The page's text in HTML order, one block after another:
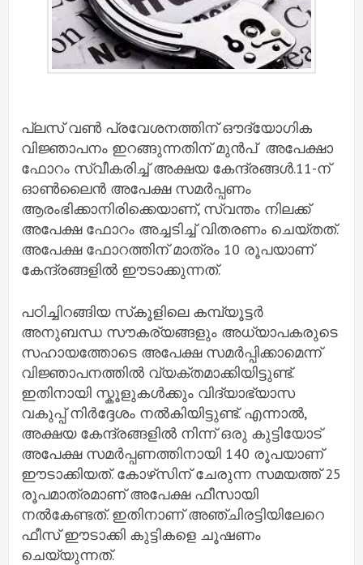
പ്ലസ്‌ വണ്‍ പ്രവേശനത്തിന്‌ ഔദ്യോഗിക
വിജ്ഞാപനം ഇറങ്ങുന്നതിന് മുൻപ് അപേക്ഷാ
ഫോറം സ്വീകരിച്ച്‌ അക്ഷയ കേന്ദ്രങ്ങള്‍.11-ന്
ഓണ്‍ലൈന്‍ അപേക്ഷ സമര്‍പ്പണം
ആരംഭിക്കാനിരിക്കെയാണ്, സ്വന്തം നിലക്ക്
അപേക്ഷ ഫോറം അച്ചടിച്ച്‌ വിതരണം ചെയ്തത്.
അപേക്ഷ ഫോറത്തിന് മാത്രം 10 രൂപയാണ്
കേന്ദ്രങ്ങളില്‍ ഈടാക്കുന്നത്.
പഠിച്ചിറങ്ങിയ സ്‌കൂളിലെ കമ്പ്യൂട്ടർ
അനുബന്ധ സൗകര്യങ്ങളും അധ്യാപകരുടെ
സഹായത്തോടെ അപേക്ഷ സമര്‍പ്പിക്കാമെന്ന്
വിജ്ഞാപനത്തില്‍ വ്യക്തമാക്കിയിട്ടുണ്ട്.
ഇതിനായി സ്കൂളുകള്‍ക്കും വിദ്യാഭ്യാസ
വകുപ്പ് നിര്‍ദ്ദേശം നല്‍കിയിട്ടുണ്ട്. എന്നാല്‍,
അക്ഷയ കേന്ദ്രങ്ങളില്‍ നിന്ന് ഒരു കുട്ടിയോട്
അപേക്ഷ സമര്‍പ്പണത്തിനായി 140 രൂപയാണ്
ഈടാക്കിയത്. കോഴ്‌സിന് ചേരുന്ന സമയത്ത് 25
രൂപമാത്രമാണ് അപേക്ഷ ഫീസായി
നല്‍കേണ്ടത്. ഇതിനാണ് അഞ്ചിരട്ടിയിലേറെ
ഫീസ് ഈടാക്കി കുട്ടികളെ ചൂഷണം
ചെയ്യുന്നത്.